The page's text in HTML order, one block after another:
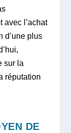
avec l’achat
d’une plus
sur la
réputation
DE